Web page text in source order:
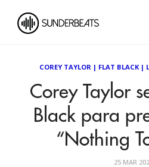
COREY TAYLOR | FLAT BLACK|
Corey Taylor
Black para
“Nothing
25 MAR